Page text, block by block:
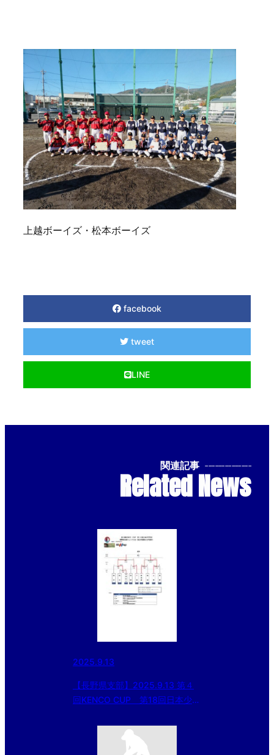
上越ボーイズ・松本ボーイズ
facebook
tweet
LINE
関連記事 --------------
Related News
2025.9.13
【長野県支部】2025.9.13 第４
回KENCO CUP 第18回日本少年
日本選抜大会予選等）